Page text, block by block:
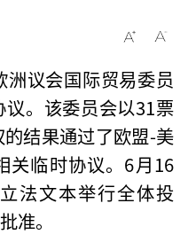
洲议会国际贸易委员
。该委员会以31票
结果通过了欧盟-美
关临时协议。6月16
法文本举行全体投
准。